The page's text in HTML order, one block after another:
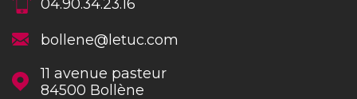
04.90.34.23.16
bollene@letuc.com
11 avenue pasteur
84500
Bollène